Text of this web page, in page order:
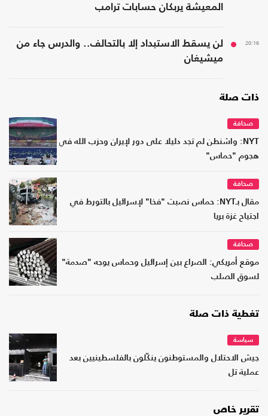
المعيشة يربكان حسابات ترامب
20:16
لن يسقط الاستبداد إلا بالتحالف.. والدرس جاء من
ميشيغان
ذات صلة
صحافة
NYT: واشنطن لم تجد دليلا على دور لإيران وحزب الله في
هجوم "حماس"
صحافة
مقال بـNYT: حماس نصبت "فخا" لإسرائيل بالتورط في
اجتياح غزة بريا
صحافة
موقع أمريكي: الصراع بين إسرائيل وحماس يوجه "صدمة"
لسوق الصلب
تغطية ذات صلة
سياسة
جيش الاحتلال والمستوطنون ينكّلون بالفلسطينيين بعد
عملية تل
تقرير خاص